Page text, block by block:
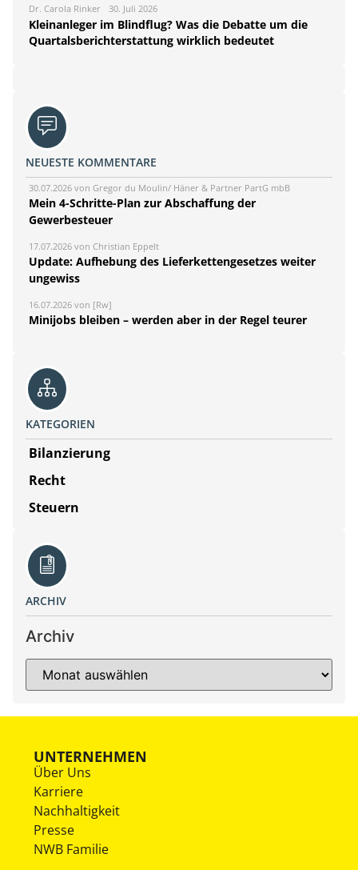
Dr. Carola Rinker 30. Juli 2026
Kleinanleger im Blindflug? Was die Debatte um die
Quartalsberichterstattung wirklich bedeutet
NEUESTE KOMMENTARE
30.07.2026 von Gregor du Moulin/ Häner & Partner PartG mbB
Mein 4-Schritte-Plan zur Abschaffung der
Gewerbesteuer
17.07.2026 von Christian Eppelt
Update: Aufhebung des Lieferkettengesetzes weiter
ungewiss
16.07.2026 von [Rw]
Minijobs bleiben – werden aber in der Regel teurer
KATEGORIEN
Bilanzierung
Recht
Steuern
ARCHIV
Archiv
UNTERNEHMEN
Über Uns
Karriere
Nachhaltigkeit
Presse
NWB Familie